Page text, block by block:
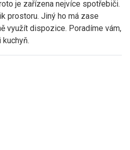
je zařízena nejvíce spotřebiči.
prostoru. Jiný ho má zase
využít dispozice. Poradíme vám,